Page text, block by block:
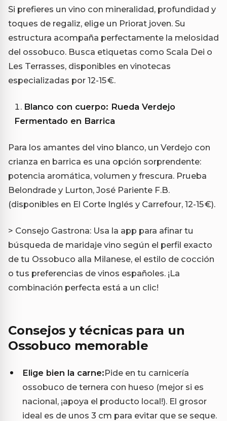
Si prefieres un vino con mineralidad, profundidad y
toques de regaliz, elige un Priorat joven. Su
estructura acompaña perfectamente la melosidad
del ossobuco. Busca etiquetas como Scala Dei o
Les Terrasses, disponibles en vinotecas
especializadas por 12-15 €.
Blanco con cuerpo: Rueda Verdejo
Fermentado en Barrica
Para los amantes del vino blanco, un Verdejo con
crianza en barrica es una opción sorprendente:
potencia aromática, volumen y frescura. Prueba
Belondrade y Lurton, José Pariente F.B.
(disponibles en El Corte Inglés y Carrefour, 12-15 €).
> Consejo Gastrona: Usa la app para afinar tu
búsqueda de maridaje vino según el perfil exacto
de tu Ossobuco alla Milanese, el estilo de cocción
o tus preferencias de vinos españoles. ¡La
combinación perfecta está a un clic!
Consejos y técnicas para un
Ossobuco memorable
Elige bien la carne:Pide en tu carnicería
ossobuco de ternera con hueso (mejor si es
nacional, ¡apoya el producto local!). El grosor
ideal es de unos 3 cm para evitar que se seque.